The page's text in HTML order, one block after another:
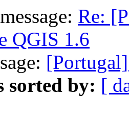
Re:
QGIS 1.6
sorted by: [